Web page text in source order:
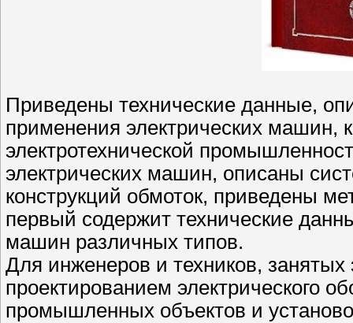
Приведены технические данные,
применения электрических машин,
электротехнической
электрических машин, описаны
конструкций обмоток, приведены
первый содержит технические
машин различных типов.
Для инженеров и техников,
проектированием электрического
промышленных объектов и